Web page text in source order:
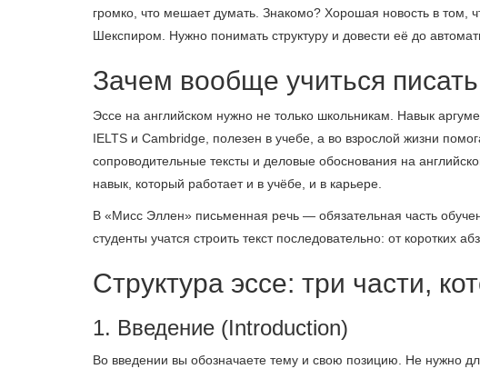
громко, что мешает думать. Знакомо? Хорошая новость в том,
Шекспиром. Нужно понимать структуру и довести её до
Зачем вообще учиться
Эссе на английском нужно не только школьникам. Навык
IELTS и Cambridge, полезен в учебе, а во взрослой жизни
сопроводительные тексты и деловые обоснования на
навык, который работает и в учёбе, и в карьере.
В «Мисс Эллен» письменная речь — обязательная часть
студенты учатся строить текст последовательно: от коротких
Структура эссе: три части,
1. Введение (Introduction)
Во введении вы обозначаете тему и свою позицию. Не нужно